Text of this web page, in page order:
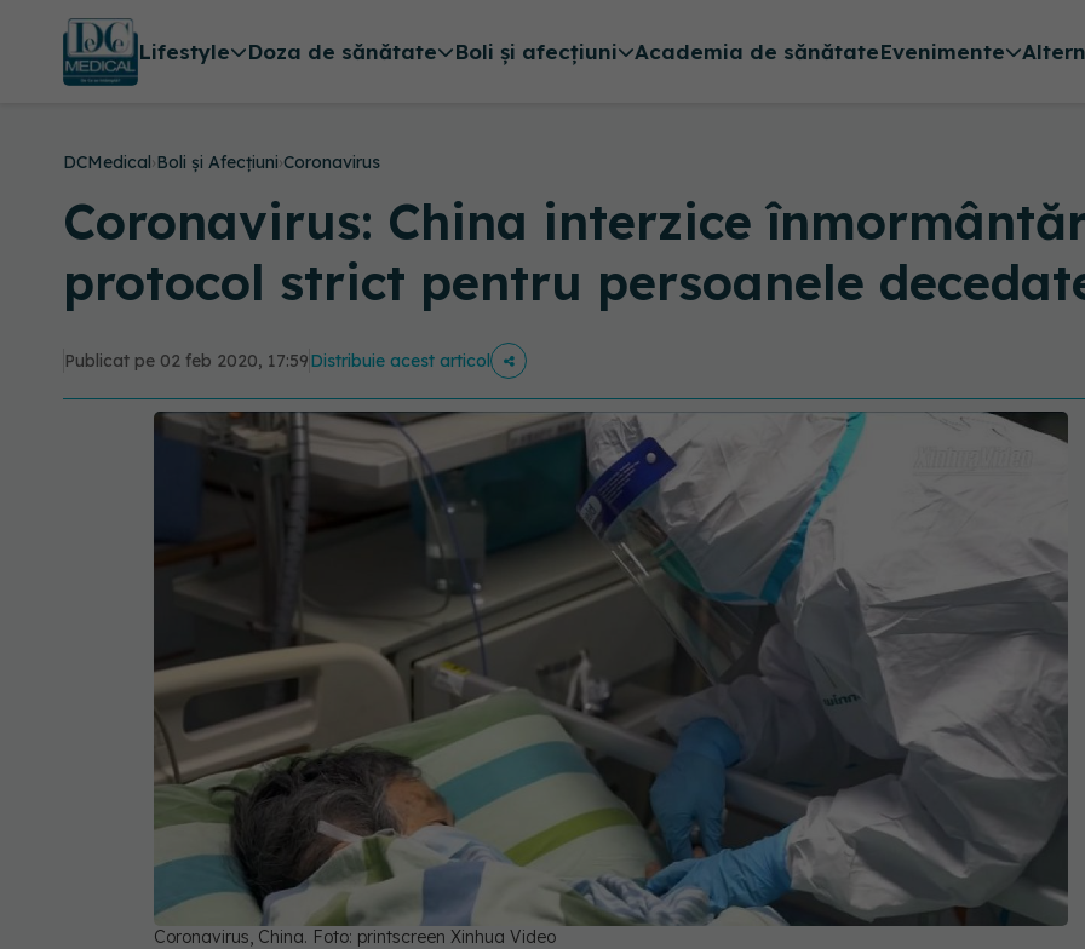
Lifestyle Doza de sănătate Boli și afecțiuni Academia de sănătateEvenimente
DCMedical›Boli și Afecțiuni›Coronavirus
Coronavirus: China interzice
protocol strict pentru persoanele
Publicat pe 02 feb 2020, 17:59Distribuie acest articol
Coronavirus, China. Foto: printscreen Xinhua Video